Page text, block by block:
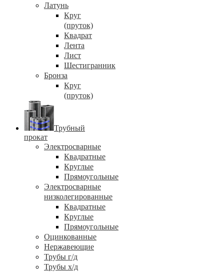
Латунь
Круг
(пруток)
Квадрат
Лента
Лист
Шестигранник
Бронза
Круг
(пруток)
Трубный
прокат
Электросварные
Квадратные
Круглые
Прямоугольные
Электросварные
низколегированные
Квадратные
Круглые
Прямоугольные
Оцинкованные
Нержавеющие
Трубы г/д
Трубы х/д